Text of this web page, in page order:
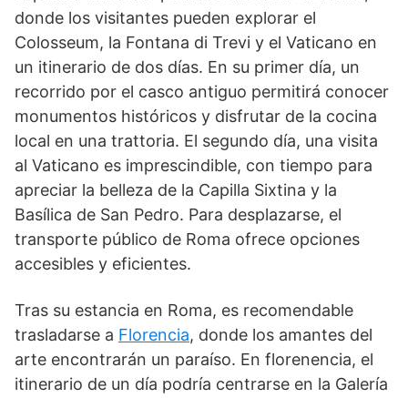
donde los visitantes pueden explorar el
Colosseum, la Fontana di Trevi y el Vaticano en
un itinerario de dos días. En su primer día, un
recorrido por el casco antiguo permitirá conocer
monumentos históricos y disfrutar de la cocina
local en una trattoria. El segundo día, una visita
al Vaticano es imprescindible, con tiempo para
apreciar la belleza de la Capilla Sixtina y la
Basílica de San Pedro. Para desplazarse, el
transporte público de Roma ofrece opciones
accesibles y eficientes.
Tras su estancia en Roma, es recomendable
trasladarse a Florencia, donde los amantes del
arte encontrarán un paraíso. En florenencia, el
itinerario de un día podría centrarse en la Galería